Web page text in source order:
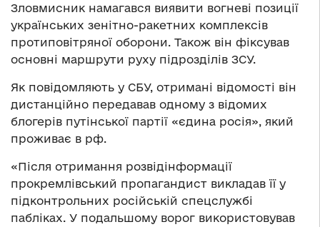
Зловмисник намагався виявити вогневі позиції
українських зенітно-ракетних комплексів
протиповітряної оборони. Також він фіксував
основні маршрути руху підрозділів ЗСУ.
Як повідомляють у СБУ, отримані відомості він
дистанційно передавав одному з відомих
блогерів путінської партії «єдина росія», який
проживає в рф.
«Після отримання розвідінформації
прокремлівський пропагандист викладав її у
підконтрольних російській спецслужбі
пабліках. У подальшому ворог використовував